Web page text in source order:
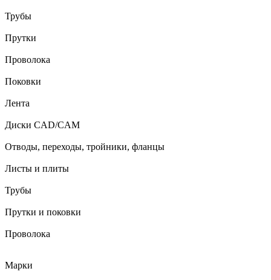
Трубы
Прутки
Проволока
Поковки
Лента
Диски CAD/CAM
Отводы, переходы, тройники, фланцы
Листы и плиты
Трубы
Прутки и поковки
Проволока
Марки